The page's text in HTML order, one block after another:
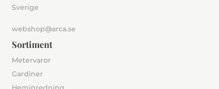
Sverige
webshop@arca.se
Sortiment
Metervaror
Gardiner